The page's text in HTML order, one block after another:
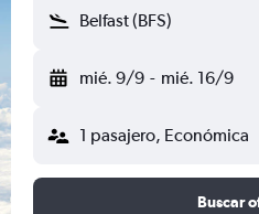
Belfast (BFS)
mié. 9/9 - mié. 16/9
1 pasajero, Económica
Buscar